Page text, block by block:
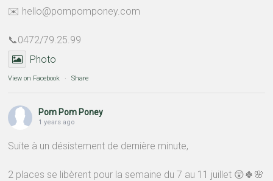
✉️ hello@pompomponey.com
📞0472/79.25.99
Photo
View on Facebook · Share
Pom Pom Poney
1 years ago
Suite à un désistement de dernière minute,
2 places se libèrent pour la semaine du 7 au 11 juillet 😲🍀🌸